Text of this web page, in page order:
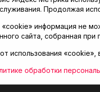
ссылка
спортивных новостей
Продолжая
информация не
сайта, собранная
использования
обработки